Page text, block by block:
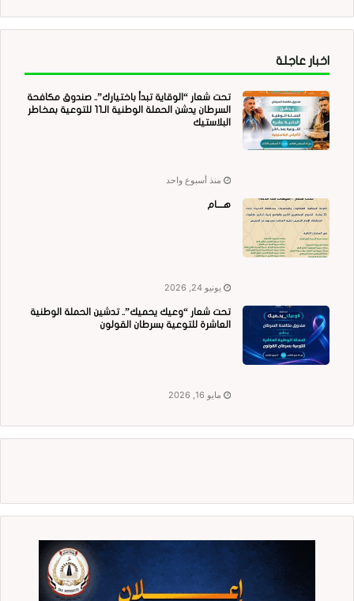
اخبار عاجلة
تحت شعار “الوقاية تبدأ باختيارك”.. صندوق مكافحة
السرطان يدشن الحملة الوطنية الـ11 للتوعية بمخاطر
البلاستيك
منذ أسبوع واحد
هــــام
يونيو 24, 2026
تحت شعار “وعيك يحميك”.. تدشين الحملة الوطنية
العاشرة للتوعية بسرطان القولون
مايو 16, 2026